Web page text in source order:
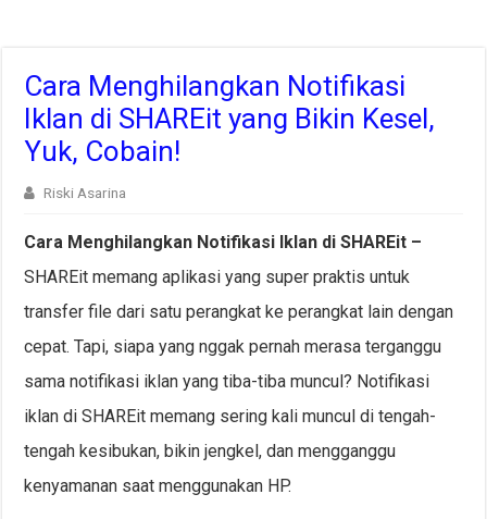
Cara Menghilangkan Notifikasi
Iklan di SHAREit yang Bikin Kesel,
Yuk, Cobain!
Riski Asarina
Cara Menghilangkan Notifikasi Iklan di SHAREit –
SHAREit memang aplikasi yang super praktis untuk
transfer file dari satu perangkat ke perangkat lain dengan
cepat. Tapi, siapa yang nggak pernah merasa terganggu
sama notifikasi iklan yang tiba-tiba muncul? Notifikasi
iklan di SHAREit memang sering kali muncul di tengah-
tengah kesibukan, bikin jengkel, dan mengganggu
kenyamanan saat menggunakan HP.